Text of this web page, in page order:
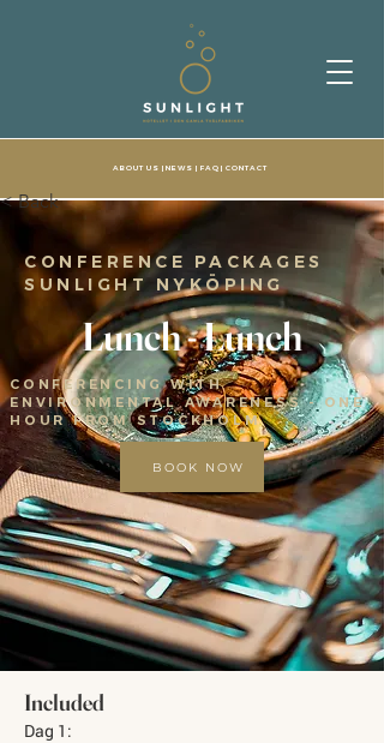
ABOUT US | NEWS | FAQ|CONTACT
< Back
CONFERENCE PACKAGES
SUNLIGHT NYKÖPING
Lunch - Lunch
CONFERENCING WITH
ENVIRONMENTAL AWARENESS - ONE
HOUR FROM STOCKHOLM
BOOK NOW
Included
Dag 1: